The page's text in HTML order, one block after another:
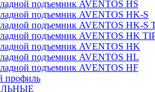
подъемник AVENTOS HS
подъемник AVENTOS HK-S
подъемник AVENTOS HK-S
подъемник AVENTOS HK
подъемник AVENTOS HK
подъемник AVENTOS HL
подъемник AVENTOS HF
профиль